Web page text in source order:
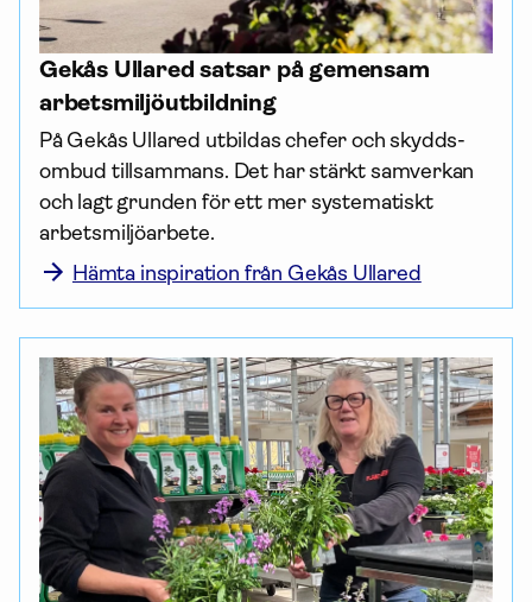
Gekås Ullared satsar på gemensam
arbets­miljö­utbildning
På Gekås Ullared utbildas chefer och skydds­
ombud tillsammans. Det har stärkt samverkan
och lagt grunden för ett mer systematiskt
arbets­miljö­arbete.
Hämta inspiration från Gekås Ullared